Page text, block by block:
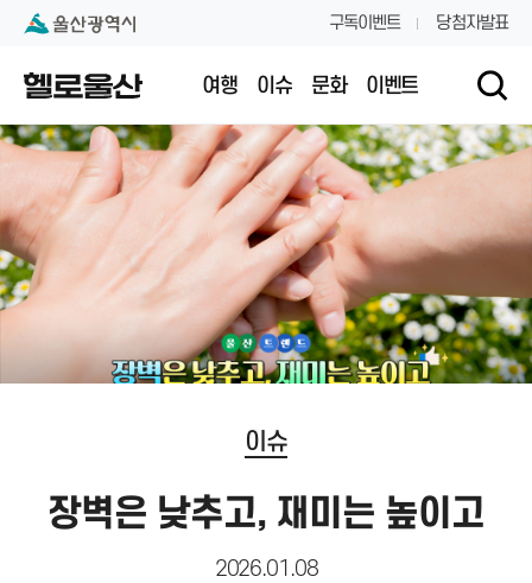
본문 내용 바로가기
대메뉴 바로가기 구독이벤트 당첨자발표
여행 이슈 문화 이벤트
이슈
장벽은 낮추고, 재미는 높이고
2026.01.08